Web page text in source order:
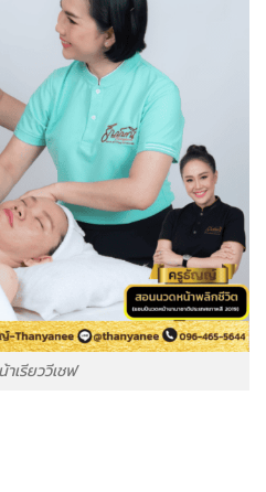
าเรียววีเชฟ